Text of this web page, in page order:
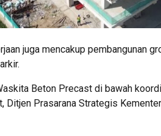
juga mencakup pembangunan
Beton Precast di bawah
Ditjen Prasarana Strategis